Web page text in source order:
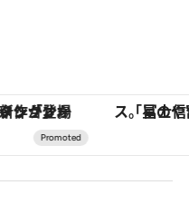
「星のや富士」でデジタルデトックス。冨士信仰の歴史を辿り、心身を調える。 【銀座で出合う最旬美容】美髪ケアや上質